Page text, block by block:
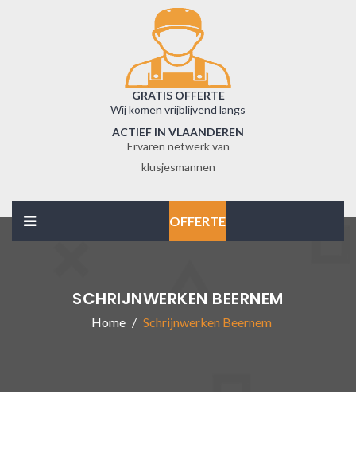
GRATIS OFFERTE
Wij komen vrijblijvend langs
ACTIEF IN VLAANDEREN
Ervaren netwerk van
klusjesmannen
OFFERTE
SCHRIJNWERKEN BEERNEM
Home Schrijnwerken Beernem